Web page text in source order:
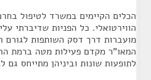
הכלים הקיימים במשרד לטיפול
מועברות דרך דסק השותפות לגורם
המאו"ר מקדם פעילות מטה ברמת
לתופעות שונות וביניהן מתייחס גם